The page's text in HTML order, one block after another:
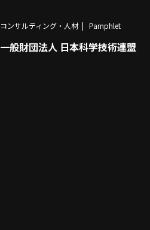
コンサルティング・人材 Pamphlet
一般財団法人 日本科学技術連盟